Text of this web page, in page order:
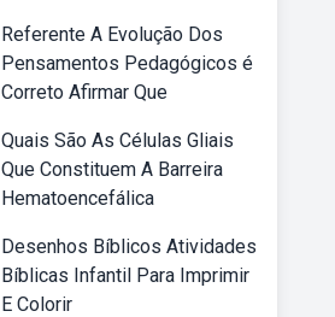
Referente A Evolução Dos
Pensamentos Pedagógicos é
Correto Afirmar Que
Quais São As Células Gliais
Que Constituem A Barreira
Hematoencefálica
Desenhos Bíblicos Atividades
Bíblicas Infantil Para Imprimir
E Colorir